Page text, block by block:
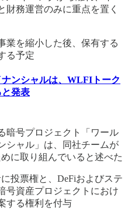
財務運営のみに重点を置く
業を縮小した後、保有する
る予定
ンシャルは、WLFIトーク
発表
暗号プロジェクト「ワール
シャル」は、同社チームが
に取り組んでいると述べた
投票権と、DeFiおよびステ
号資産プロジェクトにおけ
する権利を付与